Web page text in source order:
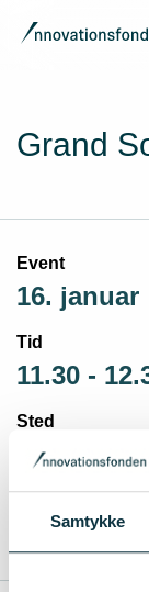
Samtykke
Grand
Event
16. januar
Tid
11.30 -
Sted
Online
Tilmeld